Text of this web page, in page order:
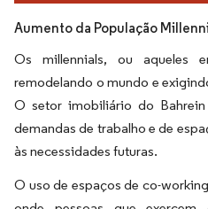
Aumento da População
Os millennials, ou aqueles
remodelando o mundo e
O setor imobiliário do
demandas de trabalho e de
às necessidades futuras.
O uso de espaços de co-